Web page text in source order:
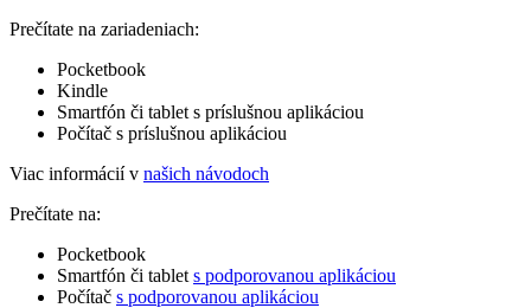
Prečítate na zariadeniach:
Pocketbook
Kindle
Smartfón či tablet s príslušnou aplikáciou
Počítač s príslušnou aplikáciou
Viac informácií v našich návodoch
Prečítate na:
Pocketbook
Smartfón či tablet s podporovanou aplikáciou
Počítač s podporovanou aplikáciou